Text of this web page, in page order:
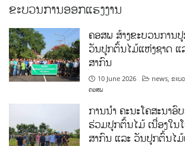
ຂະບວນການອອກແຮງງານ
ຄອສພ ສ້າງຂະບວນການ
ວັນປູກຕົ້ນໄມ້ແຫ່ງຊາດ ແ
ສາກົນ
10 June 2026 news,ຂະບ
ຄອສພ
ການນໍາ ຄະນະໂຄສະນາ
ຮ່ວມປູກຕົ້ນໄມ້ ເນື່ອງໃນ
ສາກົນ ແລະ ວັນປູກຕົ້ນໄ